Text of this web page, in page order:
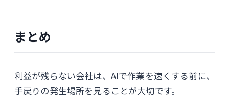
まとめ
利益が残らない会社は、AIで作業を速くする前に、
手戻りの発生場所を見ることが大切です。